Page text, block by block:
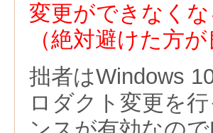
変更ができなく
（絶対避けた方が
拙者はWindows
ロダクト変更を